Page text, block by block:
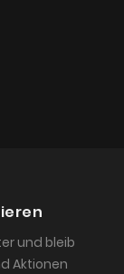
und bleib
Aktionen